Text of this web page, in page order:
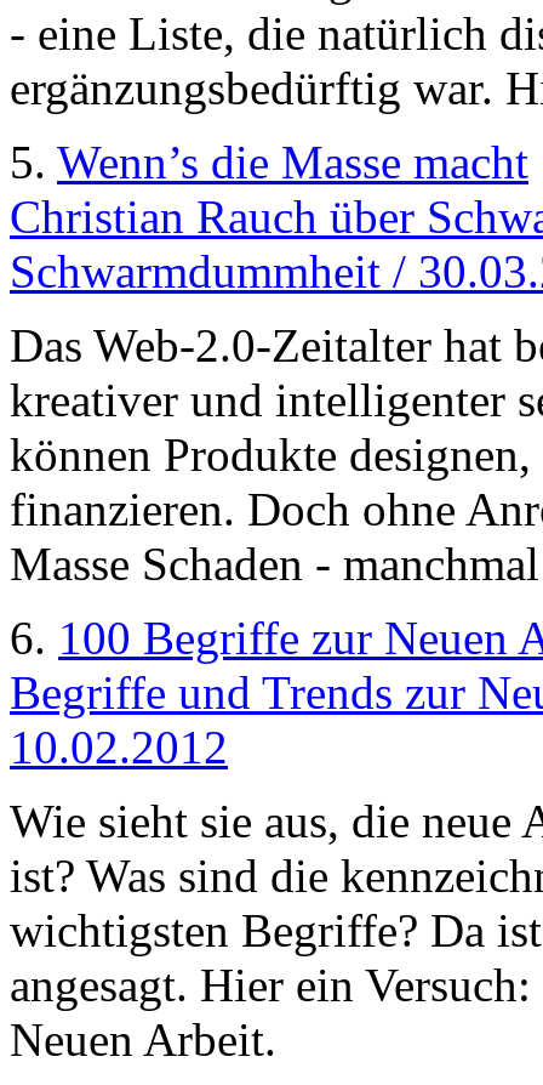
- eine Liste, die natürlich
ergänzungsbedürftig war.
5. Wenn’s die Masse macht
Christian Rauch über
Schwarmdummheit /
Das Web-2.0-Zeitalter hat
kreativer und intelligenter
können Produkte
finanzieren. Doch ohne
Masse Schaden -
6. 100 Begriffe zur Neuen
Begriffe und Trends zur
10.02.2012
Wie sieht sie aus, die neue
ist? Was sind die
wichtigsten Begriffe? Da
angesagt. Hier ein
Neuen Arbeit.